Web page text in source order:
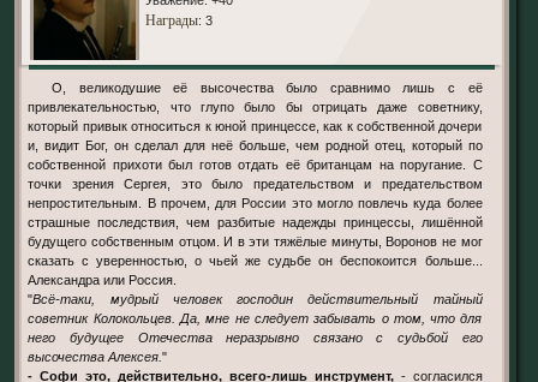
Награды: 3
О, великодушие её высочества было сравнимо лишь с её
привлекательностью, что глупо было бы отрицать даже советнику,
который привык относиться к юной принцессе, как к собственной дочери
и, видит Бог, он сделал для неё больше, чем родной отец, который по
собственной прихоти был готов отдать её британцам на поругание. С
точки зрения Сергея, это было предательством и предательством
непростительным. В прочем, для России это могло повлечь куда более
страшные последствия, чем разбитые надежды принцессы, лишённой
будущего собственным отцом. И в эти тяжёлые минуты, Воронов не мог
сказать с уверенностью, о чьей же судьбе он беспокоится больше...
Александра или Россия.
"Всё-таки, мудрый человек господин действительный тайный
советник Колокольцев. Да, мне не следует забывать о том, что для
него будущее Отечества неразрывно связано с судьбой его
высочества Алексея."
- Софи это, действительно, всего-лишь инструмент,- согласился